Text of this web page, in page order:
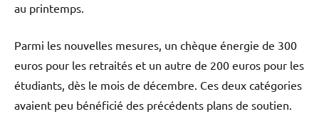
au printemps.
Parmi les nouvelles mesures, un chèque énergie de 300
euros pour les retraités et un autre de 200 euros pour les
étudiants, dès le mois de décembre. Ces deux catégories
avaient peu bénéficié des précédents plans de soutien.